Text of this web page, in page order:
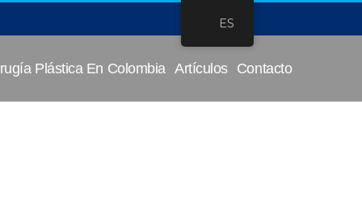
Plástica En Colombia Artículos Contacto
ES